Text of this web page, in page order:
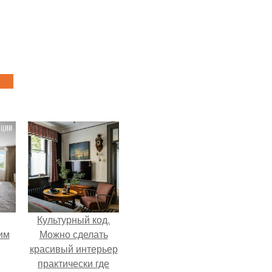
Культурный код.
Можно сделать
красивый интерьер
практически где